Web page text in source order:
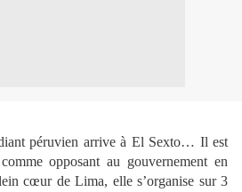
péruvien arrive à El Sexto… Il est
opposant au gouvernement en
cœur de Lima, elle s’organise sur 3